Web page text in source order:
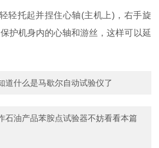
轻托起并捏住心轴(主机上)，右手旋
护机身内的心轴和游丝，这样可以延
道什么是马歇尔自动试验仪了
石油产品苯胺点试验器不妨看看本篇